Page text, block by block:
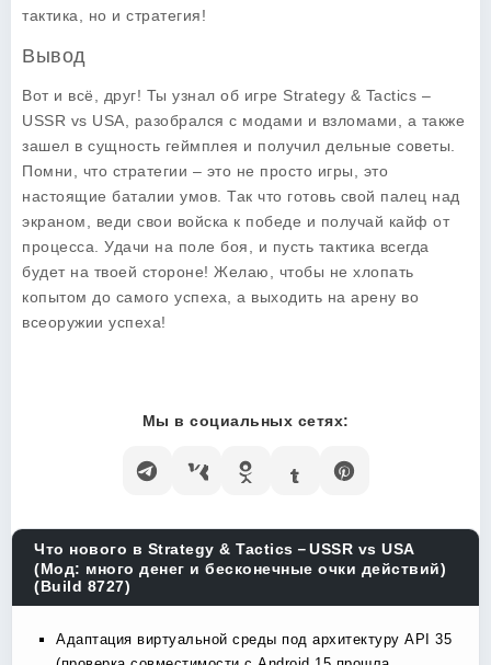
тактика, но и стратегия!
Вывод
Вот и всё, друг! Ты узнал об игре Strategy & Tactics –
USSR vs USA, разобрался с модами и взломами, а также
зашел в сущность геймплея и получил дельные советы.
Помни, что стратегии – это не просто игры, это
настоящие баталии умов. Так что готовь свой палец над
экраном, веди свои войска к победе и получай кайф от
процесса. Удачи на поле боя, и пусть тактика всегда
будет на твоей стороне! Желаю, чтобы не хлопать
копытом до самого успеха, а выходить на арену во
всеоружии успеха!
Мы в социальных сетях:
Что нового в Strategy & Tactics－USSR vs USA
(Мод: много денег и бесконечные очки действий)
(Build 8727)
Адаптация виртуальной среды под архитектуру API 35